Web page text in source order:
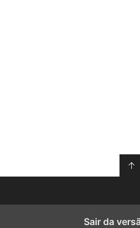
↑
Sair da